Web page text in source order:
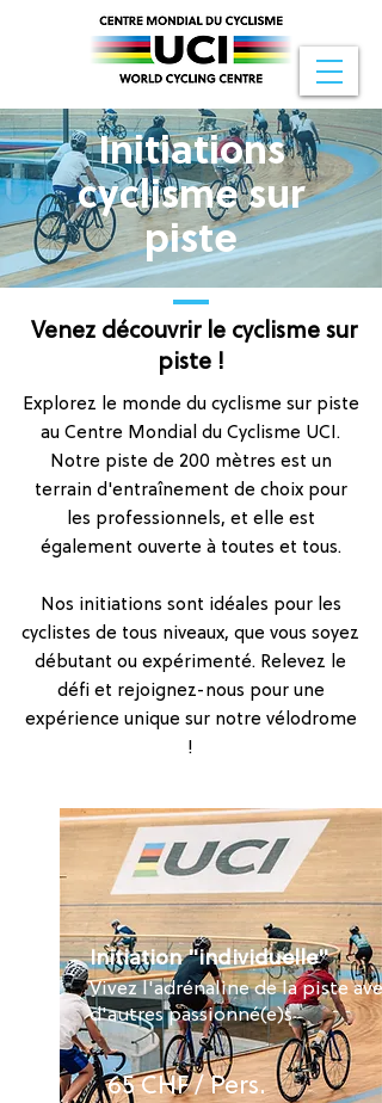
Initiations
cyclisme sur
piste
Venez découvrir le cyclisme sur
piste !
Explorez le monde du cyclisme sur piste
au Centre Mondial du Cyclisme UCI.
Notre piste de 200 mètres est un
terrain d'entraînement de choix pour
les professionnels, et elle est
également ouverte à toutes et tous.
Nos initiations sont idéales pour les
cyclistes de tous niveaux, que vous soyez
débutant ou expérimenté. Relevez le
défi et rejoignez-nous pour une
expérience unique sur notre vélodrome
!
Initiation "individuelle"
Vivez l'adrénaline de la piste avec
d'autres passionné(e)s
65 CHF / Pers.